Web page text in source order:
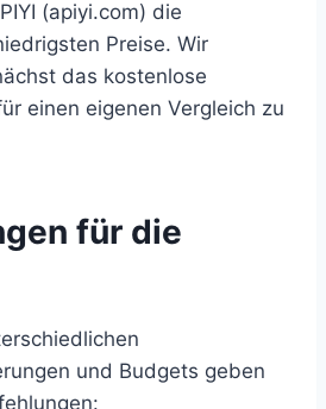
(apiyi.com) die
Preise. Wir
das kostenlose
einen eigenen Vergleich zu
für die
und Budgets geben